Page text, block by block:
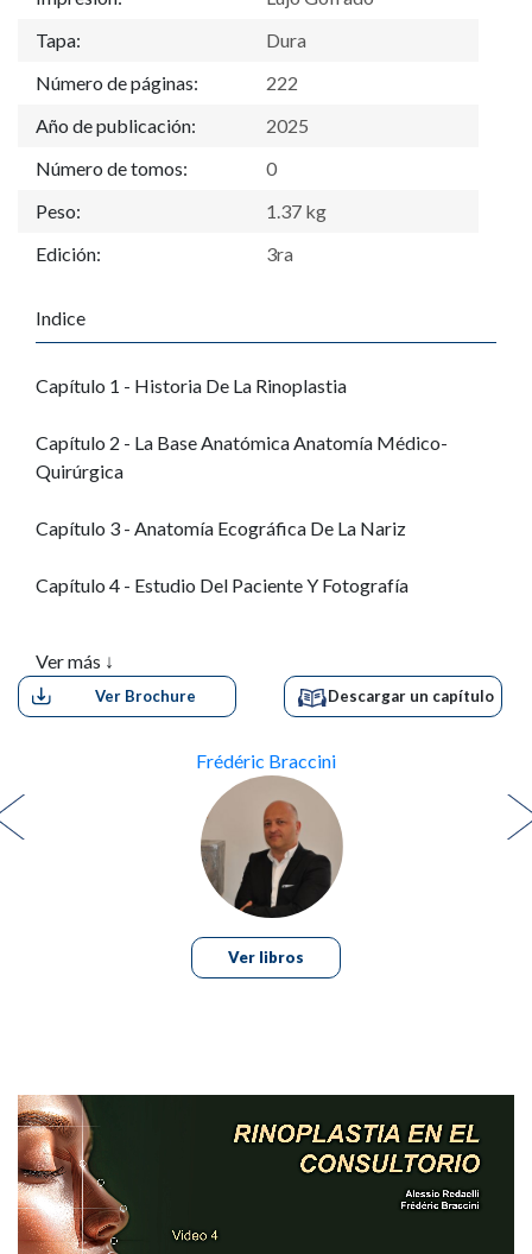
Ver Brochure Descargar un capítulo
Frédéric Braccini
Ver libros
Tapa:
Dura
Número de páginas:
222
Año de publicación:
2025
Número de tomos:
0
Peso:
1.37 kg
Edición:
3ra
Indice
Capítulo 1 - Historia De La Rinoplastia
Capítulo 2 - La Base Anatómica Anatomía Médico-
Quirúrgica
Capítulo 3 - Anatomía Ecográfica De La Nariz
Capítulo 4 - Estudio Del Paciente Y Fotografía
Capítulo 6 - Toxina Botulínica: Cómo, Cuándo Y Por Qué
Capítulo 7 - Escultura Nasal Con Rellenos
Capítulo 8a - Rinoplastia Médica Con Hilos De Tracción
Capítulo 8b - Rinoplastia No Quirúrgica Con Hilos
Capítulo 9 - Indicaciones Y Casos Clínicos Prácticos En
Pacientes Asiáticos, Africanos Y Del Lejano Oriente
Capítulo 11a - Complicaciones Y Contraindicaciones
Capítulo 11b - Complicaciones Vasculares En La
Rinoplastia No Quirúrgica Utilizando Ácido Hialurónico
Ver más ↓